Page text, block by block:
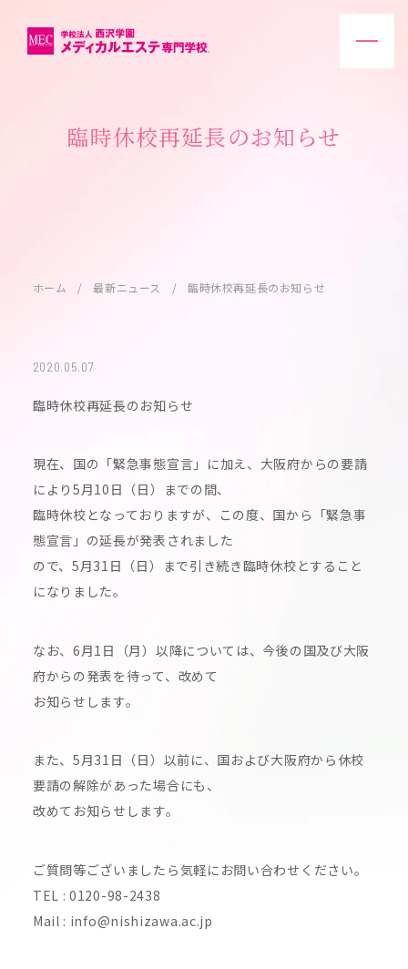
臨時休校再延長のお知らせ
ホーム 最新ニュース 臨時休校再延長のお知らせ
2020.05.07
臨時休校再延長のお知らせ
現在、国の「緊急事態宣言」に加え、大阪府からの要請
により5月10日（日）までの間、
臨時休校となっておりますが、この度、国から「緊急事
態宣言」の延長が発表されました
ので、5月31日（日）まで引き続き臨時休校とすること
になりました。
なお、6月1日（月）以降については、今後の国及び大阪
府からの発表を待って、改めて
お知らせします。
また、5月31日（日）以前に、国および大阪府から休校
要請の解除があった場合にも、
改めてお知らせします。
ご質問等ございましたら気軽にお問い合わせください。
TEL : 0120-98-2438
Mail : info@nishizawa.ac.jp